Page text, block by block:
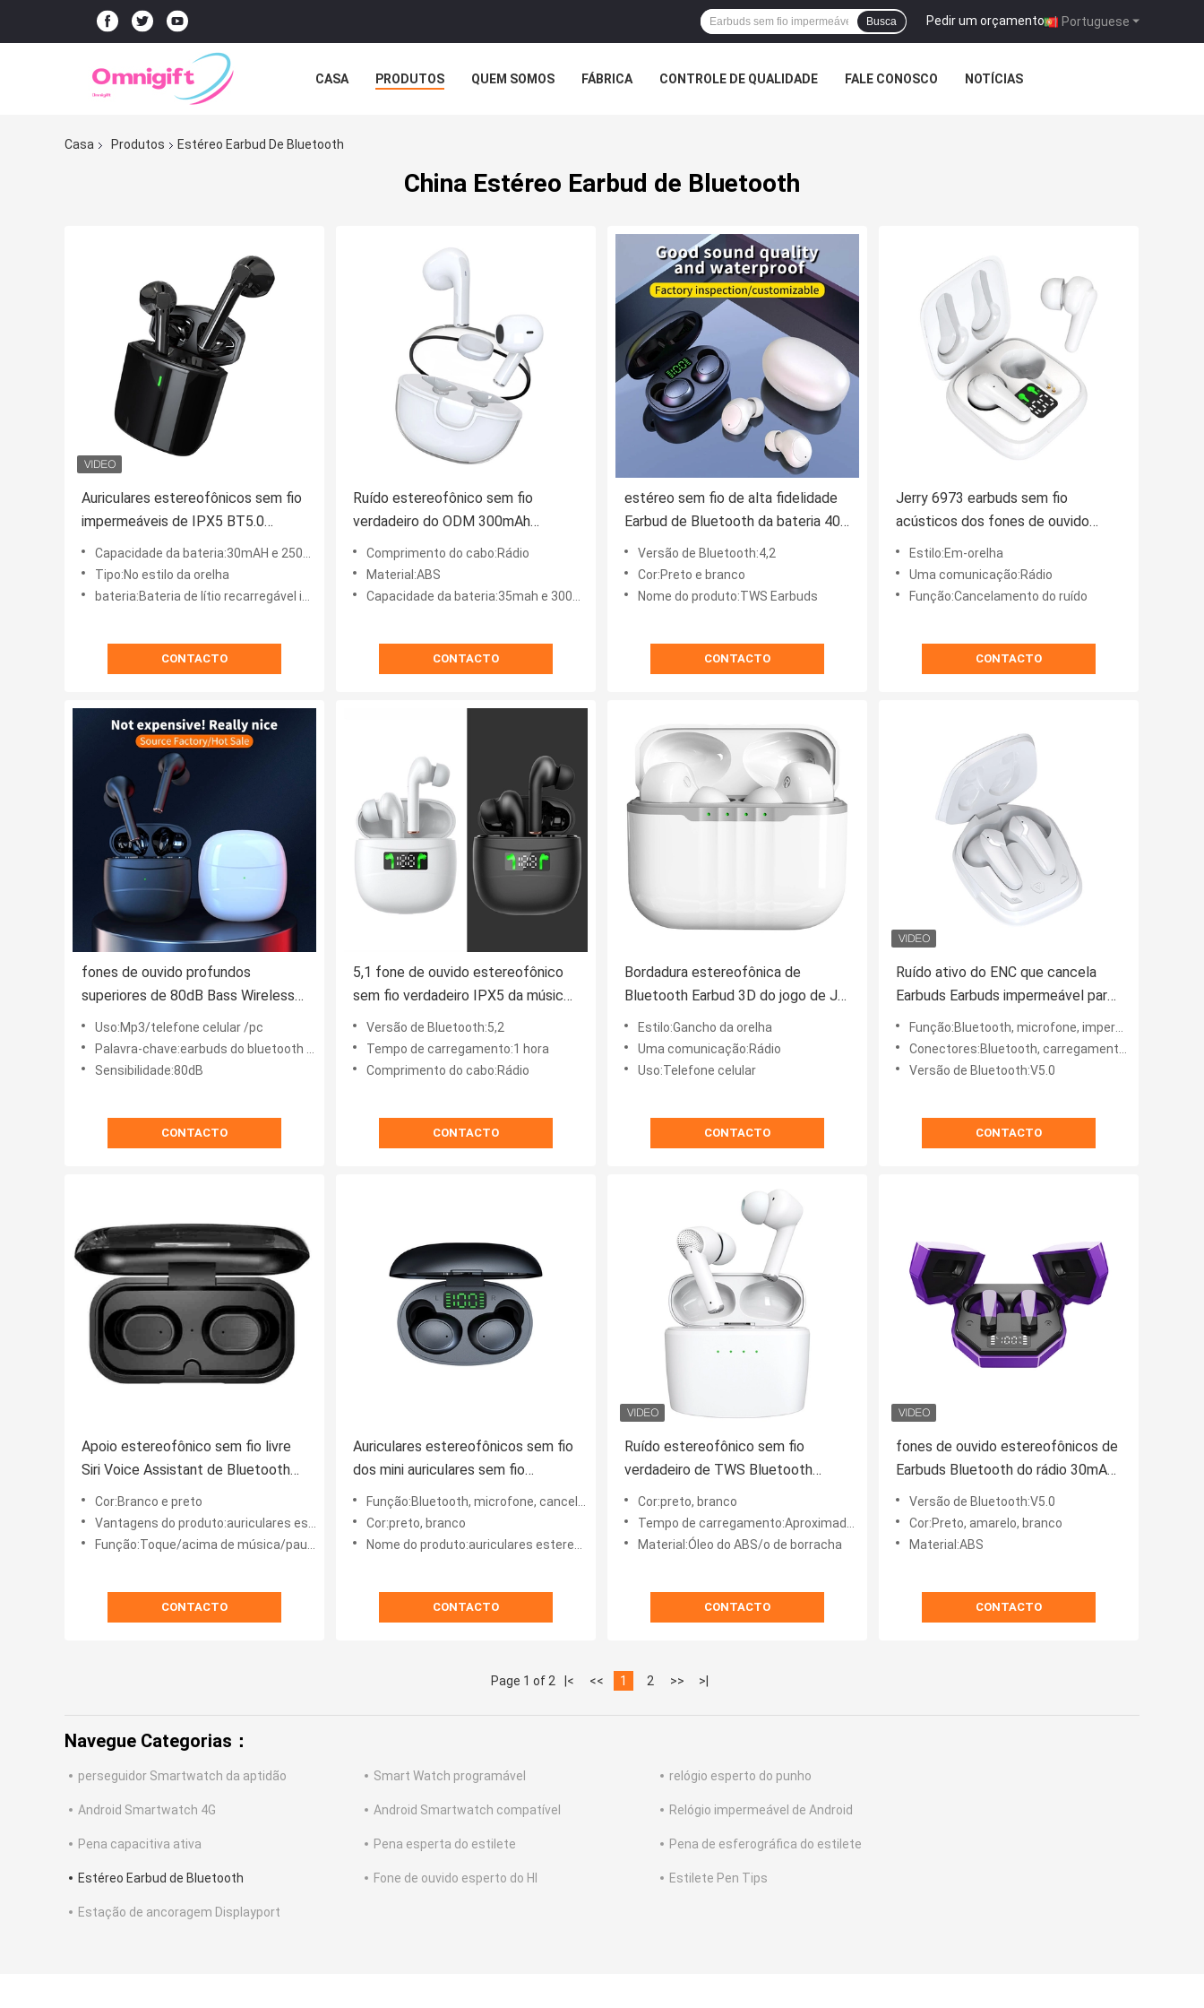
Portuguese
Pedir um orçamento |
Busca
CASA PRODUTOS QUEM SOMOS FÁBRICA CONTROLE DE QUALIDADE FALE CONOSCO NOTÍCIAS
Casa Produtos Estéreo Earbud De Bluetooth
China Estéreo Earbud de Bluetooth
Auriculares estereofônicos sem fio
impermeáveis de IPX5 BT5.0
Bluetooth com microfone
Capacidade da bateria:30mAH e 250mAh
Tipo:No estilo da orelha
bateria:Bateria de lítio recarregável incorporado
CONTACTO
Ruído estereofônico sem fio
verdadeiro do ODM 300mAh
Earbuds que cancela fones de
ouvido
Comprimento do cabo:Rádio
Material:ABS
Capacidade da bateria:35mah e 300mAh
CONTACTO
estéreo sem fio de alta fidelidade
Earbud de Bluetooth da bateria 40H
para o jogo dos esportes da música
Versão de Bluetooth:4,2
Cor:Preto e branco
Nome do produto:TWS Earbuds
CONTACTO
Jerry 6973 earbuds sem fio
acústicos dos fones de ouvido
estereofônicos sem fio com V5.0
Bluetooth
Estilo:Em-orelha
Uma comunicação:Rádio
Função:Cancelamento do ruído
CONTACTO
fones de ouvido profundos
superiores de 80dB Bass Wireless
Bluetooth Stereo Earbud
construídos no Mic
Uso:Mp3/telefone celular /pc
Palavra-chave:earbuds do bluetooth dos tws
Sensibilidade:80dB
CONTACTO
5,1 fone de ouvido estereofônico
sem fio verdadeiro IPX5 da música
impermeável
Versão de Bluetooth:5,2
Tempo de carregamento:1 hora
Comprimento do cabo:Rádio
CONTACTO
Bordadura estereofônica de
Bluetooth Earbud 3D do jogo de J7
Android - fones de ouvido sadios
Estilo:Gancho da orelha
Uma comunicação:Rádio
Uso:Telefone celular
CONTACTO
Ruído ativo do ENC que cancela
Earbuds Earbuds impermeável para
a natação
Função:Bluetooth, microfone, impermeável
Conectores:Bluetooth, carregamento condutor magnético, rádio
Versão de Bluetooth:V5.0
CONTACTO
Apoio estereofônico sem fio livre
Siri Voice Assistant de Bluetooth
Earbud da orelha de MSDS Jerry
6976
Cor:Branco e preto
Vantagens do produto:auriculares estereofônicos do bluetooth
Função:Toque/acima de música/pausa/do telefone/volume cortados da resposta/para baixo/voz de Siri assistent
CONTACTO
Auriculares estereofônicos sem fio
dos mini auriculares sem fio
impermeáveis dos esportes de
IPX5 Earbuds
Função:Bluetooth, microfone, cancelamento do ruído, impermeável
Cor:preto, branco
Nome do produto:auriculares estereofônicos do bluetooth, auriculares do capacete de Bluetooth da motocicleta, TWS Ea
CONTACTO
Ruído estereofônico sem fio
verdadeiro de TWS Bluetooth
Earbud que cancela Earbuds para
Jerry de sono 8973
Cor:preto, branco
Tempo de carregamento:Aproximadamente 1-2 h
Material:Óleo do ABS/o de borracha
CONTACTO
fones de ouvido estereofônicos de
Earbuds Bluetooth do rádio 30mAh
para o cobre verdadeiro Ø13
Versão de Bluetooth:V5.0
Cor:Preto, amarelo, branco
Material:ABS
CONTACTO
Page 1 of 2 |< << 1 2 >> >|
Navegue Categorias：
perseguidor Smartwatch da aptidão Smart Watch programável relógio esperto do punho
Android Smartwatch 4G Android Smartwatch compatível Relógio impermeável de Android
Pena capacitiva ativa Pena esperta do estilete Pena de esferográfica do estilete
Estéreo Earbud de Bluetooth Fone de ouvido esperto do HI Estilete Pen Tips
Estação de ancoragem Displayport